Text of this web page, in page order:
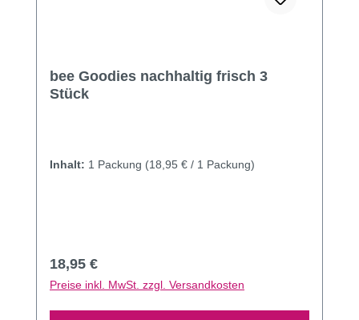
bee Goodies nachhaltig frisch 3
Stück
Inhalt: 1 Packung (18,95 € / 1 Packung)
Regulärer Preis:
18,95 €
Preise inkl. MwSt. zzgl. Versandkosten